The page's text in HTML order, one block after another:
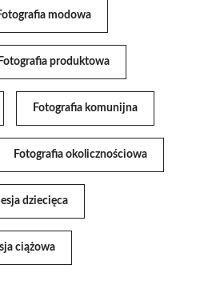
modowa
Fotografia produktowa
Fotografia komunijna
Fotografia okolicznościowa
dziecięca
ciążowa